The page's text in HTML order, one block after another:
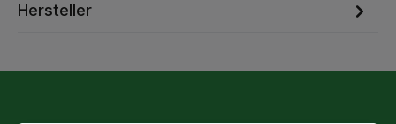
Hersteller